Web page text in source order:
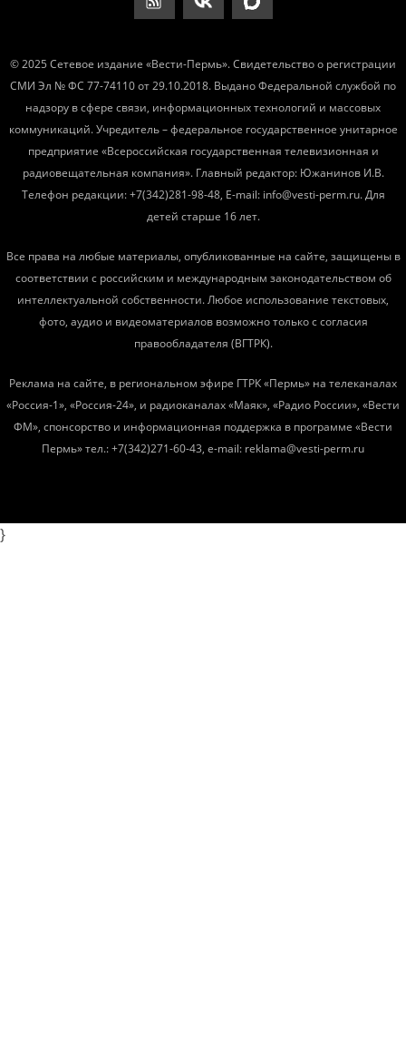
© 2025 Сетевое издание «Вести-Пермь». Свидетельство о регистрации
СМИ Эл № ФС 77-74110 от 29.10.2018. Выдано Федеральной службой по
надзору в сфере связи, информационных технологий и массовых
коммуникаций. Учредитель – федеральное государственное унитарное
предприятие «Всероссийская государственная телевизионная и
радиовещательная компания». Главный редактор: Южанинов И.В.
Телефон редакции: +7(342)281-98-48, E-mail: info@vesti-perm.ru. Для
детей старше 16 лет.
Все права на любые материалы, опубликованные на сайте, защищены в
соответствии с российским и международным законодательством об
интеллектуальной собственности. Любое использование текстовых,
фото, аудио и видеоматериалов возможно только с согласия
правообладателя (ВГТРК).
Реклама на сайте, в региональном эфире ГТРК «Пермь» на телеканалах
«Россия-1», «Россия-24», и радиоканалах «Маяк», «Радио России», «Вести
ФМ», спонсорство и информационная поддержка в программе «Вести
Пермь» тел.: +7(342)271-60-43, e-mail: reklama@vesti-perm.ru
}